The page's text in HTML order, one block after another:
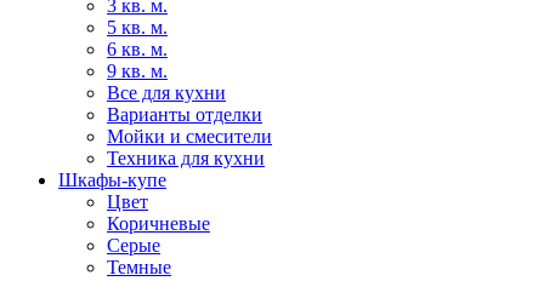
3 кв. м.
5 кв. м.
6 кв. м.
9 кв. м.
Все для кухни
Варианты отделки
Мойки и смесители
Техника для кухни
Шкафы-купе
Цвет
Коричневые
Серые
Темные